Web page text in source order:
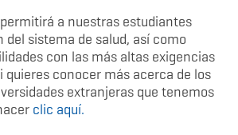
a nuestras estudiantes
del sistema de salud, así como
con las más altas exigencias
quieres conocer más acerca de los
extranjeras que tenemos
clic aquí.